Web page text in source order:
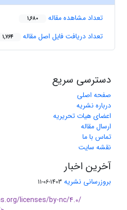
تعداد مشاهده مقاله 1,680
تعداد دریافت فایل اصل مقاله 1,764
دسترسی سریع
صفحه اصلی
درباره نشریه
اعضای هیات تحریریه
ارسال مقاله
تماس با ما
نقشه سایت
آخرین اخبار
بروزرسانی نشریه 1403-06-11
licenses/by-nc/4.0/